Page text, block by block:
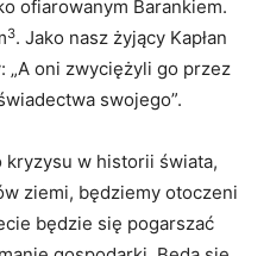
ofiarowanym Barankiem.
3. Jako nasz żyjący Kapłan
„A oni zwyciężyli go przez
swojego”.
kryzysu w historii świata,
ziemi, będziemy otoczeni
będzie się pogarszać